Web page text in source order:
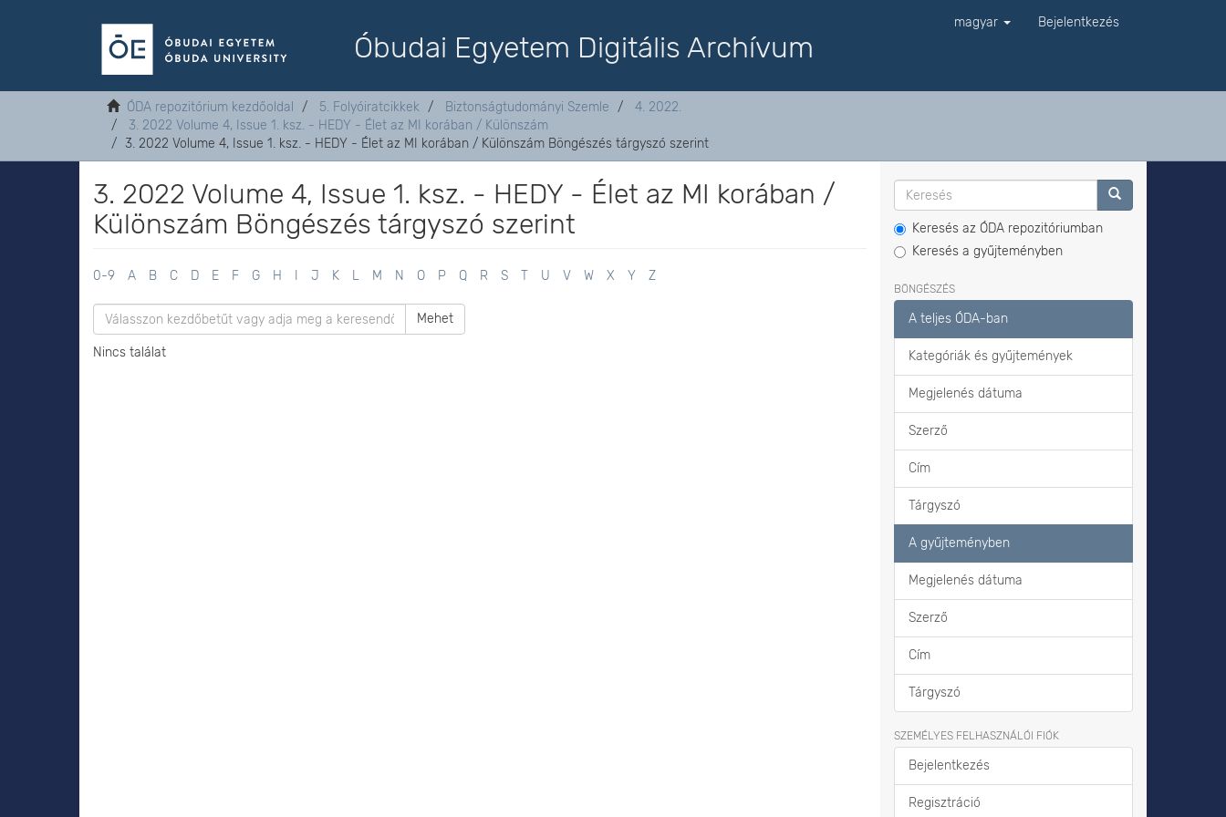
Óbudai Egyetem Digitális Archívum
magyar Bejelentkezés
ÓDA repozitórium kezdőoldal 5. Folyóiratcikkek Biztonságtudományi Szemle
4. 2022.
3. 2022 Volume 4, Issue 1. ksz. - HEDY - Élet az MI korában / Különszám
3. 2022 Volume 4, Issue 1. ksz. - HEDY - Élet az MI korában / Különszám Böngészés tárgyszó szerint
3. 2022 Volume 4, Issue 1. ksz. - HEDY - Élet az MI korában /
Különszám Böngészés tárgyszó szerint
0-9 A B C D E F G H J K L M N O P Q R S T U V W X Y Z
Mehet
Nincs találat
Keresés az ÓDA repozitóriumban
Keresés a gyűjteményben
BÖNGÉSZÉS
A teljes ÓDA-ban
Kategóriák és gyűjtemények
Megjelenés dátuma
Szerző
Cím
Tárgyszó
A gyűjteményben
Megjelenés dátuma
Szerző
Cím
Tárgyszó
SZEMÉLYES FELHASZNÁLÓI FIÓK
Bejelentkezés
Regisztráció